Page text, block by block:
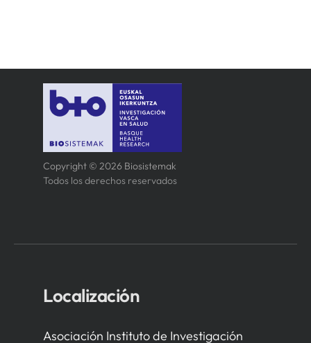
Copyright © 2026 Biosistemak
Todos los derechos reservados
Localización
Asociación Instituto de Investigación